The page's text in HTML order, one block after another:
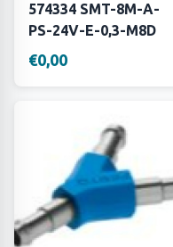
574334 SMT-8M-A-
PS-24V-E-0,3-M8D
€0,00